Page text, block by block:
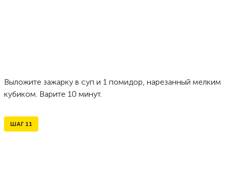
Выложите зажарку в суп и 1 помидор, нарезанный мелким
кубиком. Варите 10 минут.
ШАГ 11